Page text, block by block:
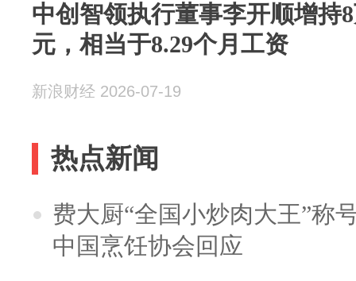
中创智领执行董事李开顺增持
元，相当于8.29个月工资
新浪财经 2026-07-19
热点新闻
费大厨“全国小炒肉大王”称
中国烹饪协会回应